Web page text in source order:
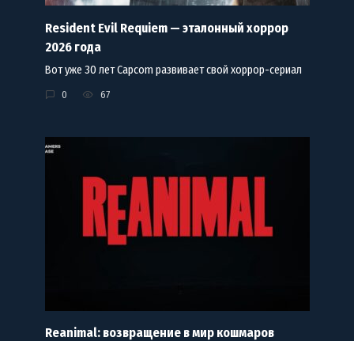
Resident Evil Requiem — эталонный хоррор
2026 года
Вот уже 30 лет Capcom развивает свой хоррор-сериал
0 67
Reanimal: возвращение в мир кошмаров